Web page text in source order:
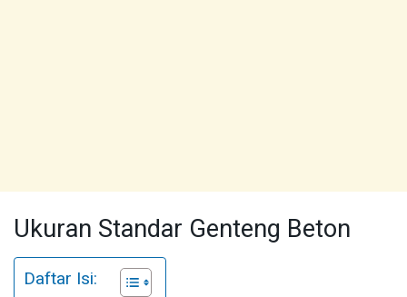
Ukuran Standar Genteng Beton
Daftar Isi: